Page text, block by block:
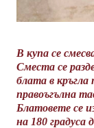
В купа се
Сместа се
блата в
правоъгълна
Блатовете се
на 180 градуса